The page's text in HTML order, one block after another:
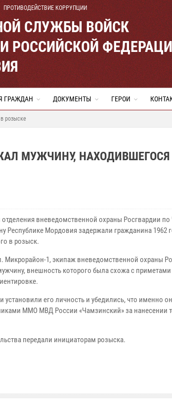
ПРОТИВОДЕЙСТВИЕ КОРРУПЦИИ
СЛУЖБЫ ВОЙСК
РОССИЙСКОЙ
ГРАЖДАН ДОКУМЕНТЫ ГЕРОИ
розыске
МУЖЧИНУ, НАХОДИВШЕГОСЯ
отделения вневедомственной охраны Росгвардии
Республике Мордовия задержали гражданина 1962
в розыск.
Микрорайон-1, экипаж вневедомственной охраны
внешность которого была схожа с
установили его личность и убедились, что именно он
ММО МВД России «Чамзинский» за нанесении
передали инициаторам розыска.